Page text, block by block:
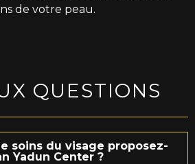
de votre peau.
QUESTIONS
soins du visage proposez-
Yadun Center ?